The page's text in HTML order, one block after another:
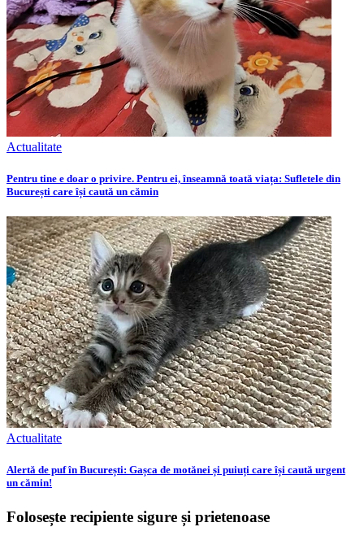
Actualitate
Pentru tine e doar o privire. Pentru ei, înseamnă toată viața: Sufletele din
București care își caută un cămin
Actualitate
Alertă de puf în București: Gașca de motănei și puiuți care își caută urgent
un cămin!
Folosește recipiente sigure și prietenoase